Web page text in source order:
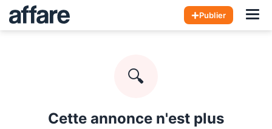
Publier
🔍
Cette annonce n'est plus